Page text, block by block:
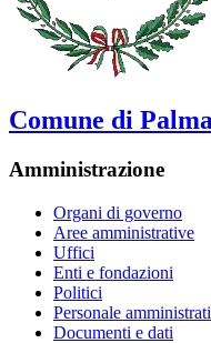
Comune di
Amministrazione
Organi di governo
Aree amministrative
Uffici
Enti e fondazioni
Politici
Personale
Documenti e dati